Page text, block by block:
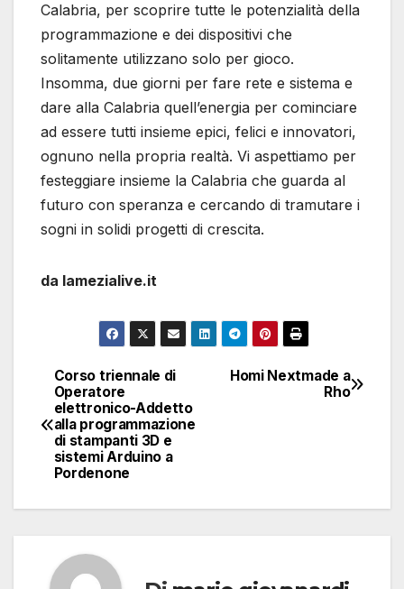
Calabria, per scoprire tutte le potenzialità della
programmazione e dei dispositivi che
solitamente utilizzano solo per gioco.
Insomma, due giorni per fare rete e sistema e
dare alla Calabria quell’energia per cominciare
ad essere tutti insieme epici, felici e innovatori,
ognuno nella propria realtà. Vi aspettiamo per
festeggiare insieme la Calabria che guarda al
futuro con speranza e cercando di tramutare i
sogni in solidi progetti di crescita.
da lamezialive.it
Navigazione
articoli
Homi Nextmade a
Rho
Corso triennale di
Operatore
elettronico-Addetto
alla programmazione
di stampanti 3D e
sistemi Arduino a
Pordenone